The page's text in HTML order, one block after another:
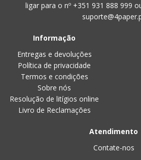
ligar para o nº +351 931 888 999
Informação
Entregas e devoluções
Política de privacidade
Termos e condições
Sobre nós
Resolução de litígios online
Livro de Reclamações
Atendimento
Contate-nos